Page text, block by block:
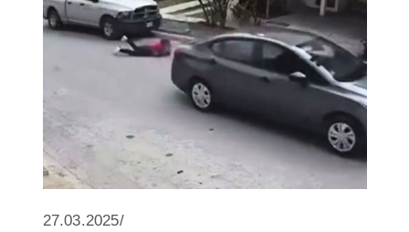
27.03.2025/